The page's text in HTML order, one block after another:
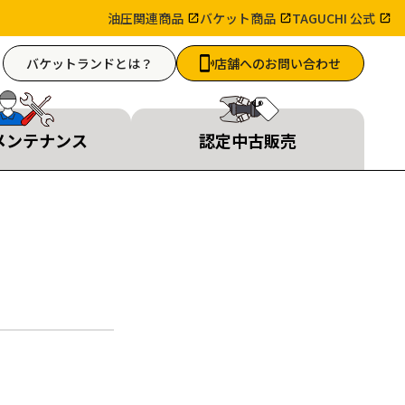
油圧関連商品 バケット商品 TAGUCHI 公式
バケットランドとは？ 店舗へのお問い合わせ
ンテナンス 認定中古販売